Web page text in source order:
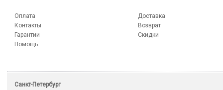
Оплата
Контакты
Гарантии
Помощь
Доставка
Возврат
Скидки
Санкт-Петербург